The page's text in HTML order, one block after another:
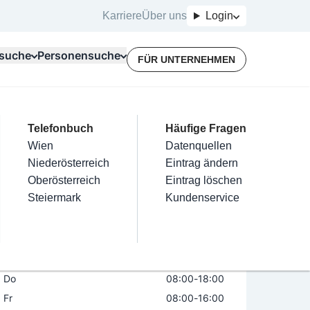
KarriereÜber uns Login
Kategorien
Friseur
Nägel
Haarentfernung
Make-Up
Für Unternehmer
Terminbuchung
Kostenlose Beratung
Top Branchen
Elektriker
Installateure
Maler & Lackierer
Branchen A-Z
Mein Firmeneintrag
Eintrag hinzufügen
Eintrag beanspruchen
Eintrag verwalten
Eintrag bewerben
Personensuche
Telefonbuch
Wien
Niederösterreich
Oberösterreich
Steiermark
Häufige Fragen
Datenquellen
Eintrag ändern
Eintrag löschen
Kundenservice
FÜR UNTERNEHMEN
be-vital
Öffnungszeiten
Do
08:00-18:00
Fr
08:00-16:00